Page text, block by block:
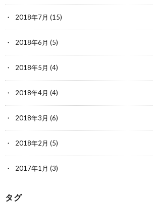
2018年7月 (15)
2018年6月 (5)
2018年5月 (4)
2018年4月 (4)
2018年3月 (6)
2018年2月 (5)
2017年1月 (3)
タグ